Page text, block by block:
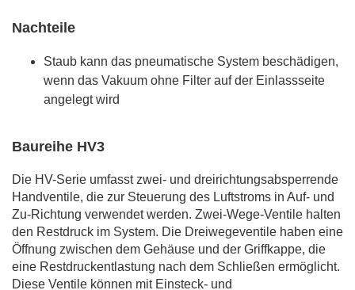
Nachteile
Staub kann das pneumatische System beschädigen,
wenn das Vakuum ohne Filter auf der Einlassseite
angelegt wird
Baureihe HV3
Die HV-Serie umfasst zwei- und dreirichtungsabsperrende
Handventile, die zur Steuerung des Luftstroms in Auf- und
Zu-Richtung verwendet werden. Zwei-Wege-Ventile halten
den Restdruck im System. Die Dreiwegeventile haben eine
Öffnung zwischen dem Gehäuse und der Griffkappe, die
eine Restdruckentlastung nach dem Schließen ermöglicht.
Diese Ventile können mit Einsteck- und